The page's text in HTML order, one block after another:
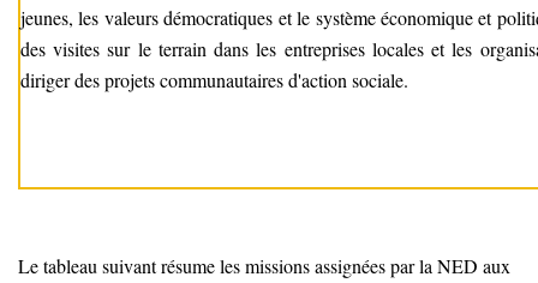
jeunes, les valeurs démocratiques et le système économique et
des visites sur le terrain dans les entreprises locales et les
diriger des projets communautaires d'action sociale.
Le tableau suivant résume les missions assignées par la NED aux